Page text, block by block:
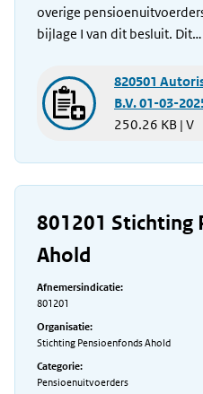
overige
bijlage I van dit besluit. Dit…
820501
B.V. 01-03-
250.26 KB | V
801201 Stichting
Ahold
Afnemersindicatie:
801201
Organisatie:
Stichting Pensioenfonds Ahold
Categorie:
Pensioenuitvoerders